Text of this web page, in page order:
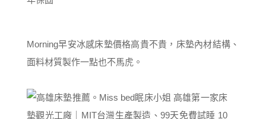
Morning早安冰感床墊價格高貴不貴，床墊內材結構、
面料材質製作一點也不馬虎。